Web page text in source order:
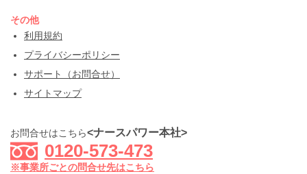
その他
利用規約
プライバシーポリシー
サポート（お問合せ）
サイトマップ
お問合せはこちら<ナースパワー本社>
0120-573-473
※事業所ごとの問合せ先はこちら